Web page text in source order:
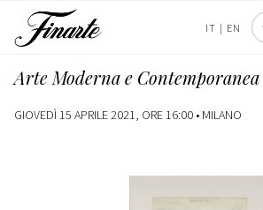
IT | EN
Arte Moderna e Contemporanea
GIOVEDÌ 15 APRILE 2021, ORE 16:00 • MILANO